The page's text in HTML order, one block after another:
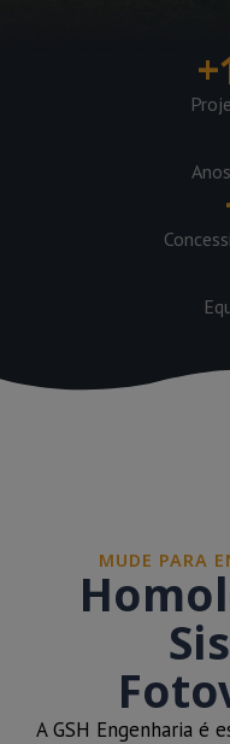
+
MUDE PARA
A GSH Engenharia é